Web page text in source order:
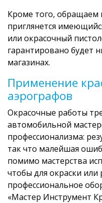
Кроме того, обращаем
приглянется
или окрасочный
гарантировано будет
магазинах.
Применение
аэрографов
Окрасочные работы
автомобильной
профессионализма:
так что малейшая
помимо мастерства
чтобы для окраски или
профессиональное
«Мастер Инструмент